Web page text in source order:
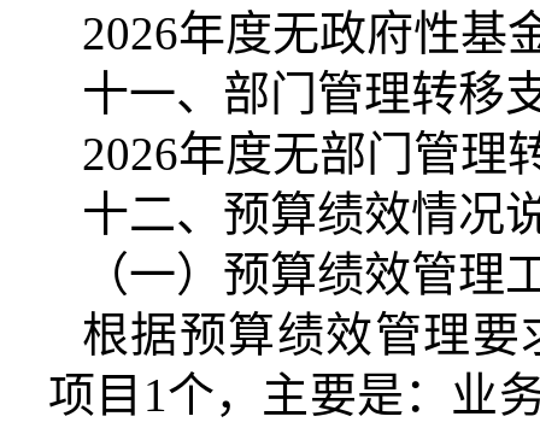
2026年度无政府性基
十一、部门管理转移
2026年度无部门管理
十二、预算绩效情况
（一）预算绩效管理
根据预算绩效管理要
项目 1个，主要是： 业